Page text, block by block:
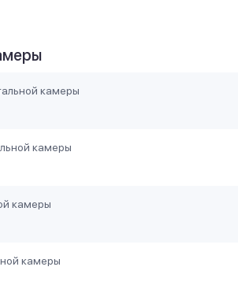
камеры
камеры
камеры
камеры